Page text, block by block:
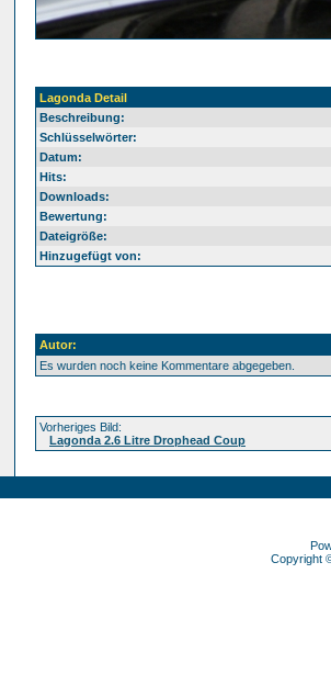
Lagonda Detail
Beschreibung:
Schlüsselwörter:
Datum:
Hits:
Downloads:
Bewertung:
Dateigröße:
Hinzugefügt von:
Autor:
Es wurden noch keine Kommentare abgegeben.
Vorheriges Bild:
Lagonda 2.6 Litre Drophead Coup
Copyright